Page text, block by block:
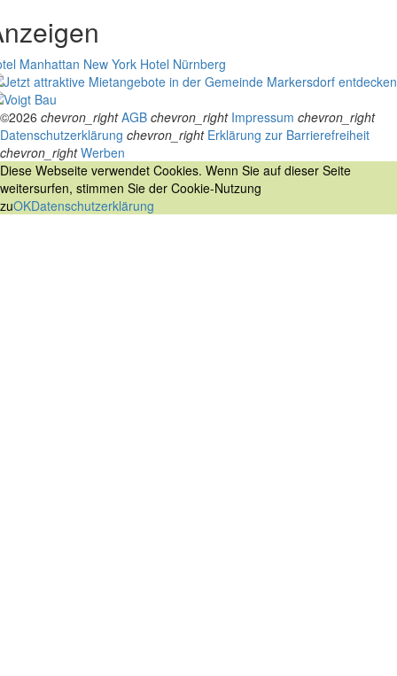
Manhattan New York Hotel Nürnberg
©2026 chevron_right AGB chevron_right Impressum chevron_right
Datenschutzerklärung chevron_right Erklärung zur Barrierefreiheit
chevron_right Werben
Diese Webseite verwendet Cookies. Wenn Sie auf dieser Seite
weitersurfen, stimmen Sie der Cookie-Nutzung
zuOKDatenschutzerklärung